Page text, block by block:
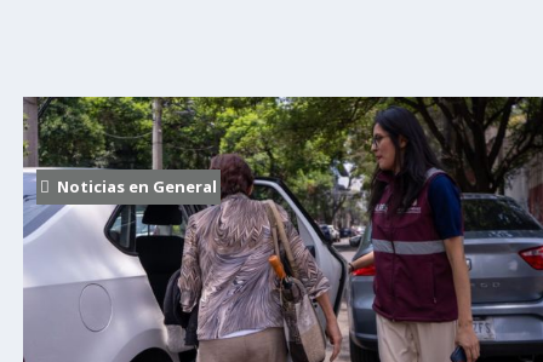
Noticias en General